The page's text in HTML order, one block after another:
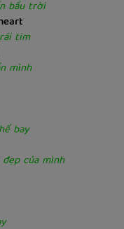
bầu trời
tim
mình
bay
của mình